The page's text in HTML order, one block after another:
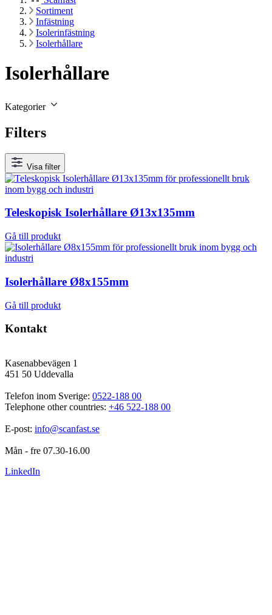
Sortiment
Infästning
Isolerinfästning
Isolerhållare
Isolerhållare
Kategorier
Filters
Visa filter
Teleskopisk Isolerhållare Ø13x135mm
Gå till produkt
Isolerhållare Ø8x155mm
Gå till produkt
Kontakt
Kasenabbevägen 1
451 50 Uddevalla
Telefon inom Sverige: 0522-188 00
Telephone other countries: +46 522-188 00
E-post: info@scanfast.se
Mån - fre 07.30-16.00
LinkedIn